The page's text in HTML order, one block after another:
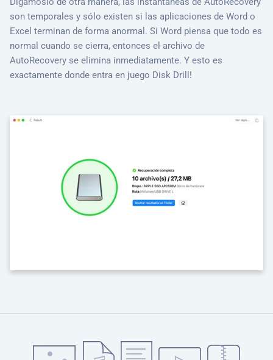
son temporales y sólo existen si las aplicaciones de Word o
Excel terminan de forma anormal. Si Word piensa que todo es
normal cuando se cierra, entonces el archivo de
AutoRecovery se elimina inmediatamente. Y esto es
exactamente donde entra en juego Disk Drill!